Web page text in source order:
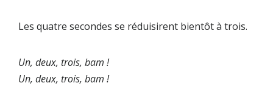
Les quatre secondes se réduisirent bientôt à trois.
Un, deux, trois, bam !
Un, deux, trois, bam !